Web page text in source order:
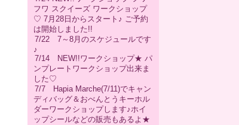
フワ スクイーズ ワークショップ
♡ 7月28日からスタート♪ ご予約
は開始しました!!
7/22 7～8月のスケジュールです
♪
7/14 NEW!!ワークショップ★ パ
ンプレートワークショップ出来ま
した♡
7/7 Hapia Marche(7/11)でキャン
ディバッグ＆おべんとうキーホル
ダーワークショップします♪ホイ
ップシールなどの販売もあるよ★